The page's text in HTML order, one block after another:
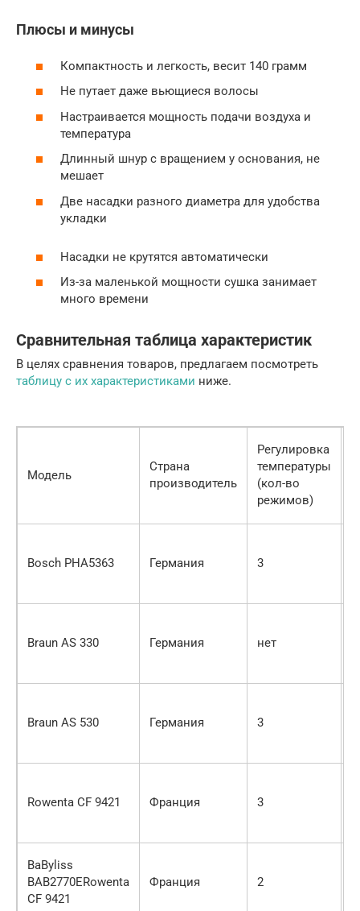
Плюсы и минусы
Компактность и легкость, весит 140 грамм
Не путает даже вьющиеся волосы
Настраивается мощность подачи воздуха и
температура
Длинный шнур с вращением у основания, не
мешает
Две насадки разного диаметра для удобства
укладки
Насадки не крутятся автоматически
Из-за маленькой мощности сушка занимает
много времени
Сравнительная таблица характеристик
В целях сравнения товаров, предлагаем посмотреть
таблицу с их характеристиками ниже.
Модель
Страна
производитель
Регулировка
температуры
(кол-во
режимов)
Bosch PHA5363 Германия 3
Braun AS 330 Германия нет
Braun AS 530 Германия 3
Rowenta CF 9421 Франция 3
BaByliss
BAB2770ERowenta
CF 9421
Франция 2